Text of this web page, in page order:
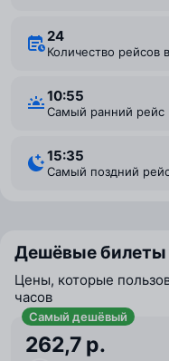
24
Количество рейсов
10:55
Самый ранний рейс
15:35
Самый поздний
Дешёвые билеты
Цены, которые
часов
Самый дешёвый
262,7 р.